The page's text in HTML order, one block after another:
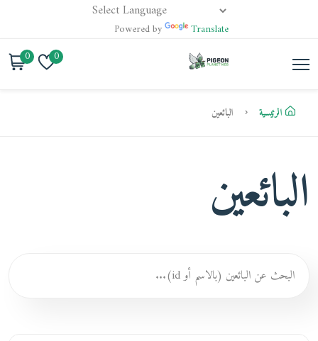
Powered by
Translate
0
0
الرئيسية البائعين
البائعين